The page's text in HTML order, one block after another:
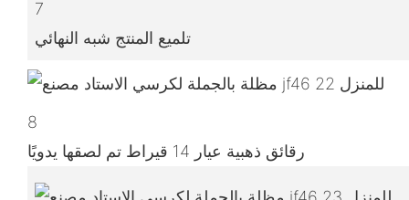
7
تلميع المنتج شبه النهائي
8
رقائق ذهبية عيار 14 قيراط تم لصقها يدويًا